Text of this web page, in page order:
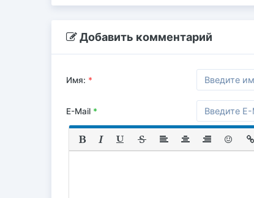
Добавить комментарий
Имя: *
E-Mail *